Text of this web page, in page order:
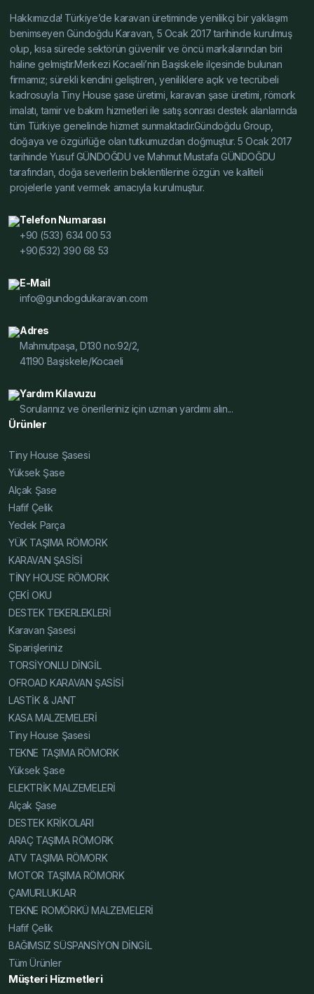
Karavan Şasesi Yorum, Tiny House Şasesi Yorum,
Alçak Şase Yorum, Yüksek Şase Yorum, Hafif Çelik
Karavan Şase Test, Karavan Şasesi Test, Tiny House
Şasesi Test, Alçak Şase Test, Yüksek Şase Test, Hafif
Çelik Karavan Şase Dayanıklılık Testi, Karavan Şasesi
Dayanıklılık Testi, Tiny House Şasesi Dayanıklılık Testi,
Alçak Şase Dayanıklılık Testi, Yüksek Şase Dayanıklılık
Testi, Hafif Çelik Karavan Şase Modelleri Fiyat, Karavan
Şasesi Modelleri Fiyat, Tiny House Şasesi Modelleri
Fiyat, Alçak Şase Modelleri Fiyat, Yüksek Şase Modelleri
Fiyat, Hafif Çelik Karavan Şase Satın Al, Karavan Şasesi
Satın Al, Tiny House Şasesi Satın Al, Alçak Şase Satın
Al, Yüksek Şase Satın Al, Hafif Çelik Karavan Şase
Üretici, Karavan Şasesi Üretici, Tiny House Şasesi
Çelik Karavan Şase Toptan, Karavan Şasesi Toptan,
Tiny House Şasesi Toptan, Alçak Şase Toptan, Yüksek
Karavan Şasesi Özelleştirilmiş, Tiny House Şasesi
Özelleştirilmiş, Alçak Şase Özelleştirilmiş, Yüksek Şase
Şasesi İmalat, Tiny House Şasesi İmalat, Alçak Şase
İmalat, Yüksek Şase İmalat, Hafif Çelik Karavan Şase
Fiyat Teklif, Karavan Şasesi Fiyat Teklif, Tiny House
Fiyat Teklif, Hafif Çelik Karavan Şase Dayanıklı Modeller,
Karavan Şasesi Dayanıklı Modeller, Tiny House Şasesi
Dayanıklı Modeller, Alçak Şase Dayanıklı Modeller,
Yüksek Şase Dayanıklı Modeller, Hafif Çelik Karavan
Şase Hafif ve Dayanıklı, Karavan Şasesi Hafif ve
Dayanıklı, Tiny House Şasesi Hafif ve Dayanıklı, Alçak
Şase Hafif ve Dayanıklı, Yüksek Şase Hafif ve Dayanıklı,
Hafif Çelik Karavan Şase Uzman, Karavan Şasesi
Uzman, Tiny House Şasesi Uzman, Alçak Şase Uzman,
Yüksek Şase Uzman, Hafif Çelik Karavan Şase Katalog,
Karavan Şasesi Katalog, Tiny House Şasesi Katalog,
Alçak Şase Katalog, Yüksek Şase Katalog, Hafif Çelik
Karavan Şase Online, Karavan Şasesi Online, Tiny
House Şasesi Online, Alçak Şase Online, Yüksek Şase
Online, Hafif Çelik Karavan Şase Web, Karavan Şasesi
Web, Tiny House Şasesi Web, Alçak Şase Web, Yüksek
Şase Web, Hafif Çelik Karavan Şase Resim, Karavan
Şasesi Resim, Tiny House Şasesi Resim, Alçak Şase
Resim, Yüksek Şase Resim, Hafif Çelik Karavan Şase
Teknik Detay, Karavan Şasesi Teknik Detay, Tiny House
Şasesi Teknik Detay, Alçak Şase Teknik Detay, Yüksek
Şase Teknik Detay, Hafif Çelik Karavan Şase İnce,
Karavan Şasesi İnce, Tiny House Şasesi İnce, Alçak
Şase İnce, Yüksek Şase İnce, Hafif Çelik Karavan Şase
Karşılaştırma, Karavan Şasesi Karşılaştırma, Tiny House
Şasesi Karşılaştırma, Alçak Şase Karşılaştırma, Yüksek
Şase Karşılaştırma, Hafif Çelik Karavan Şase Blog,
Karavan Şasesi Blog, Tiny House Şasesi Blog, Alçak
Şase Blog, Yüksek Şase Blog, Hafif Çelik Karavan Şase
Fiyatları 2025, Karavan Şasesi Fiyatları 2025, Tiny
House Şasesi Fiyatları 2025, Alçak Şase Fiyatları 2025,
Hakkımızda! Türkiye’de karavan üretiminde yenilikçi bir yaklaşım
benimseyen Gündoğdu Karavan, 5 Ocak 2017 tarihinde kurulmuş
olup, kısa sürede sektörün güvenilir ve öncü markalarından biri
haline gelmiştir.Merkezi Kocaeli’nin Başiskele ilçesinde bulunan
firmamız; sürekli kendini geliştiren, yeniliklere açık ve tecrübeli
kadrosuyla Tiny House şase üretimi, karavan şase üretimi, römork
imalatı, tamir ve bakım hizmetleri ile satış sonrası destek alanlarında
tüm Türkiye genelinde hizmet sunmaktadır.Gündoğdu Group,
doğaya ve özgürlüğe olan tutkumuzdan doğmuştur. 5 Ocak 2017
tarihinde Yusuf GÜNDOĞDU ve Mahmut Mustafa GÜNDOĞDU
tarafından, doğa severlerin beklentilerine özgün ve kaliteli
projelerle yanıt vermek amacıyla kurulmuştur.
Telefon Numarası
+90 (533) 634 00 53
+90(532) 390 68 53
E-Mail
info@gundogdukaravan.com
Adres
Mahmutpaşa, D130 no:92/2,
41190 Başiskele/Kocaeli
Yardım Kılavuzu
Sorularınız ve önerileriniz için uzman yardımı alın...
Ürünler
Tiny House Şasesi
Yüksek Şase
Alçak Şase
Hafif Çelik
Yedek Parça
YÜK TAŞIMA RÖMORK
KARAVAN ŞASİSİ
TİNY HOUSE RÖMORK
ÇEKİ OKU
DESTEK TEKERLEKLERİ
Karavan Şasesi
Siparişleriniz
TORSİYONLU DİNGİL
OFROAD KARAVAN ŞASİSİ
LASTİK & JANT
KASA MALZEMELERİ
Tiny House Şasesi
TEKNE TAŞIMA RÖMORK
Yüksek Şase
ELEKTRİK MALZEMELERİ
Alçak Şase
DESTEK KRİKOLARI
ARAÇ TAŞIMA RÖMORK
ATV TAŞIMA RÖMORK
MOTOR TAŞIMA RÖMORK
ÇAMURLUKLAR
TEKNE ROMÖRKÜ MALZEMELERİ
Hafif Çelik
BAĞIMSIZ SÜSPANSİYON DİNGİL
Tüm Ürünler
Müşteri Hizmetleri